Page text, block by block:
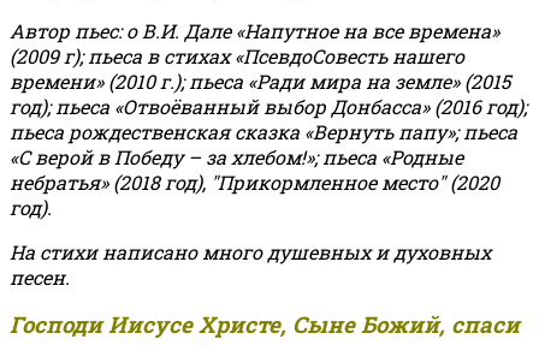
Автор пьес: о В.И. Дале «Напутное на все времена»
(2009 г); пьеса в стихах «ПсевдоСовесть нашего
времени» (2010 г.); пьеса «Ради мира на земле» (2015
год); пьеса «Отвоёванный выбор Донбасса» (2016 год);
пьеса рождественская сказка «Вернуть папу»; пьеса
«С верой в Победу – за хлебом!»;пьеса «Родные
небратья» (2018 год), "Прикормленное место" (2020
год).
На стихи написано много душевных и духовных
песен.
Господи Иисусе Христе, Сыне Божий, спаси